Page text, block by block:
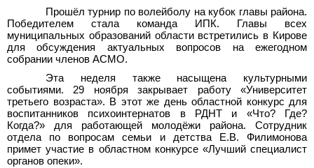
Прошёл турнир по волейболу на кубок главы района.
Победителем стала команда ИПК. Главы всех
муниципальных образований области встретились в Кирове
для обсуждения актуальных вопросов на ежегодном
собрании членов АСМО.
Эта неделя также насыщена культурными
событиями. 29 ноября закрывает работу «Университет
третьего возраста». В этот же день областной конкурс для
воспитанников психоинтернатов в РДНТ и «Что? Где?
Когда?» для работающей молодёжи района. Сотрудник
отдела по вопросам семьи и детства Е.В.
Филимонова
примет участие в областном конкурсе «Лучший специалист
органов опеки».